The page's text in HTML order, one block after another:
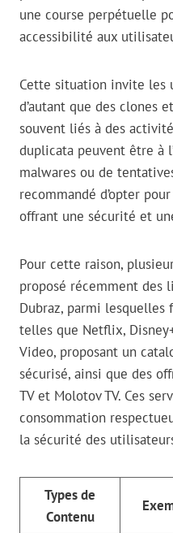
une course perpétuelle
accessibilité aux
Cette situation invite les
d’autant que des clones
souvent liés à des
duplicata peuvent être à
malwares ou de
recommandé d’opter
offrant une sécurité et
Pour cette raison,
proposé récemment des
Dubraz, parmi
telles que Netflix,
Video, proposant un
sécurisé, ainsi que des
TV et Molotov TV. Ces
consommation
la sécurité des
Types de
Contenu